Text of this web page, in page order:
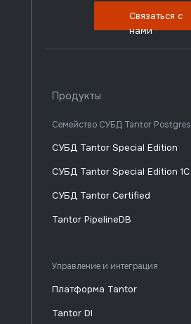
Продукты
Семейство СУБД Tantor Postgres
Управление и интеграция
СУБД Tantor Special Edition
СУБД Tantor Special Edition 1C
СУБД Tantor Certified
Tantor PipelineDB
Платформа Tantor
Tantor DI
Связаться с
нами